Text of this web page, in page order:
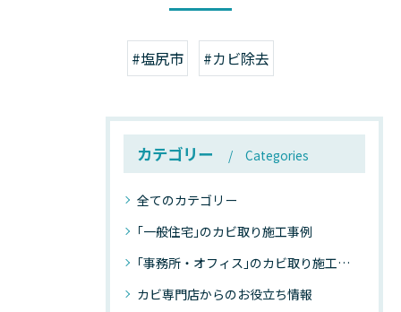
#塩尻市 #カビ除去
カテゴリー Categories
全てのカテゴリー
｢一般住宅｣のカビ取り施工事例
｢事務所・オフィス｣のカビ取り施工事例
カビ専門店からのお役立ち情報